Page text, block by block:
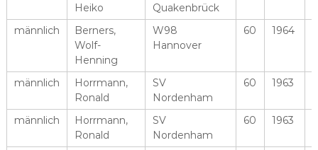
Heiko
Quakenbrück
männlich
Berners,
Wolf-
Henning
W98
Hannover
60 1964
männlich
Horrmann,
Ronald
SV
Nordenham
60 1963
männlich
Horrmann,
Ronald
SV
Nordenham
60 1963